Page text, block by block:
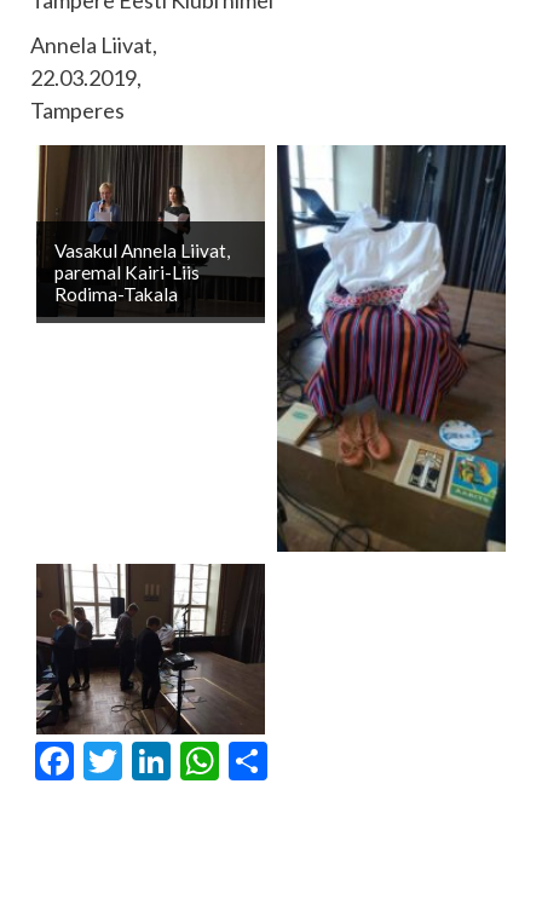
Annela Liivat,
22.03.2019,
Tamperes
Vasakul Annela Liivat,
paremal Kairi-Liis
Rodima-Takala
Facebook
Twitter
LinkedIn
WhatsApp